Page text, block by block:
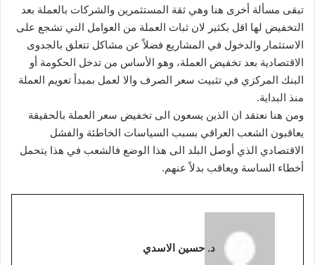
تبقى مسألة أخرى هنا وهي ثقة المستثمرين والشركات بالعملة بعد
التخفيض لها اقل بكثير لان ثبات العملة من العوامل التي تشجع على
الاستثمار والدخول في المشاريع فضلاً عن مشاكل تتعلق بالجدوى
الاقتصادية بعد تخفيض العملة، وهو الأساس من تدخل الحكومة أو
البنك المركزي في تثبيت سعر الصرف والا لعمل بمبدأ تعويم العملة
منذ البداية.
ومن هنا نعتقد ان الذين يسعون الى تخفيض سعر العملة بالحقيقة
يعاقبون الشعب العراقي بسبب السياسات الخاطئة والفشل
الاقتصادي الذي أوصل البلد الى هذا الوضع فالشعب في هذا يتحمل
أخطاء الساسة ويعاقب بدلاً عنهم.
د. حسين الاسدي